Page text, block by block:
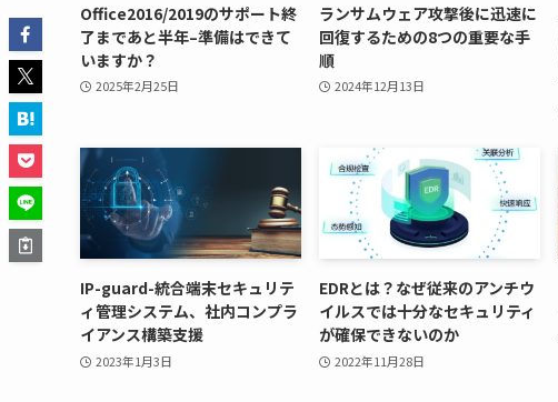
Office2016/2019のサポート終
了まであと半年–準備はできて
いますか？
2025年2月25日
ランサムウェア攻撃後に迅速に
回復するための8つの重要な手
順
2024年12月13日
IP-guard-統合端末セキュリテ
ィ管理システム、社内コンプラ
イアンス構築支援
2023年1月3日
EDRとは？なぜ従来のアンチウ
イルスでは十分なセキュリティ
が確保できないのか
2022年11月28日